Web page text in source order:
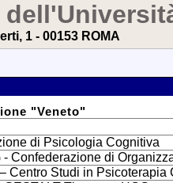
1 - 00153 ROMA
"Veneto"
di Psicologia Cognitiva
- Confederazione di
Centro Studi in Psicoterapia